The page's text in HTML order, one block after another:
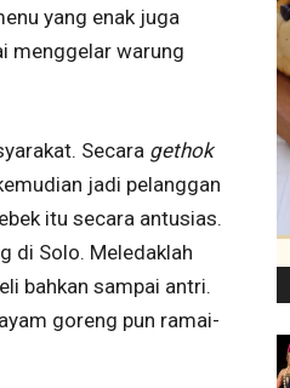
yang enak juga
menggelar warung
Secara gethok
jadi pelanggan
itu secara antusias.
di Solo. Meledaklah
bahkan sampai antri.
goreng pun ramai-